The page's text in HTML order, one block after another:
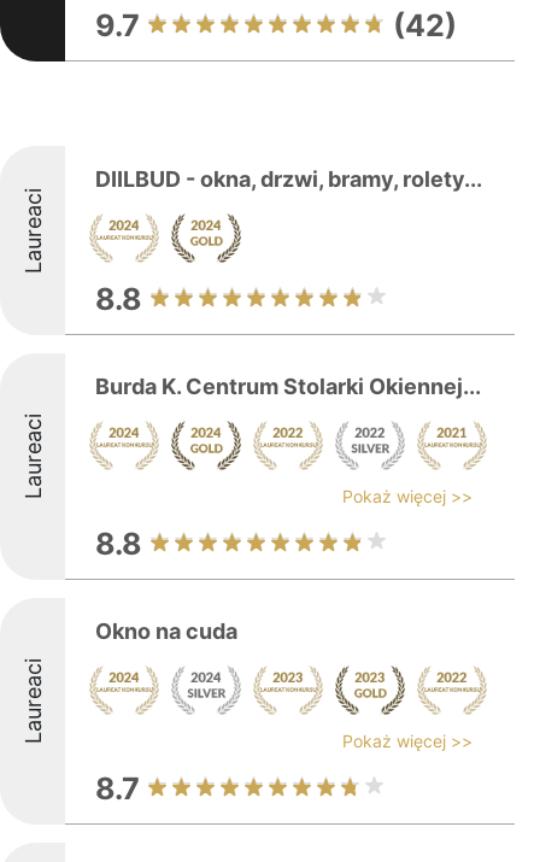
9.7 (42)
Laureaci
DIILBUD - okna, drzwi, bramy, rolety...
8.8
Laureaci
Burda K. Centrum Stolarki Okiennej...
Pokaż więcej >>
8.8
Laureaci
Okno na cuda
Pokaż więcej >>
8.7